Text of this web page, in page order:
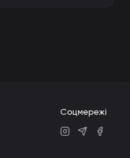
Соцмережі